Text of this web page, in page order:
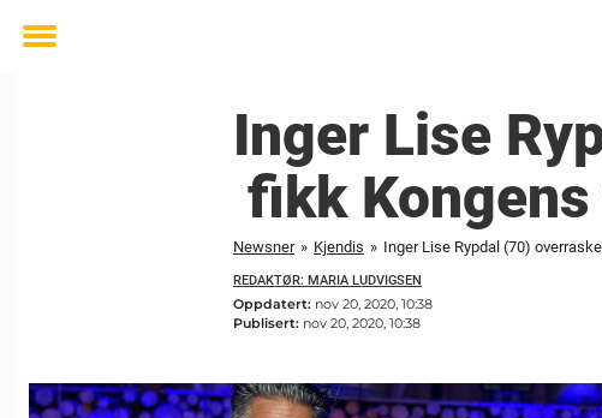
Toggle
Inger Lise
fikk
Newsner » Kjendis » Inger Lise Rypdal (70)
REDAKTØR: MARIA LUDVIGSEN
Oppdatert: nov 20, 2020, 10:38
Publisert: nov 20, 2020, 10:38